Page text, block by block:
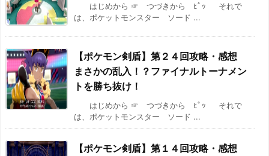
はじめから ☞ つづきから ﾋﾟｯ それで
は、ポケットモンスター ソード ...
【ポケモン剣盾】第２４回攻略・感想
まさかの乱入！？ファイナルトーナメン
トを勝ち抜け！
はじめから ☞ つづきから ﾋﾟｯ それで
は、ポケットモンスター ソード ...
【ポケモン剣盾】第１４回攻略・感想